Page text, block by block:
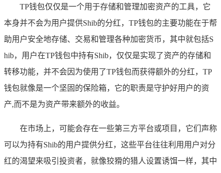
TP钱包仅仅是一个用于存储和管理加密资产的工具，它
本身并不会为用户提供Shib的分红，TP钱包的主要功能在于帮
助用户安全地存储、交易和管理各种加密货币，其中就包括S
hib，用户在TP钱包中持有Shib，仅仅是实现了资产的存储和
转移功能，并不会因为使用了TP钱包而获得额外的分红，TP
钱包就像是一个坚固的保险箱，它的职责是守护好用户的资
产,而不是为资产带来额外的收益。
在市场上，可能会存在一些第三方平台或项目，它们声称
可以为持有Shib的用户提供分红，这些平台往往利用用户对分
红的渴望来吸引投资者，就像狡猾的猎人设置诱饵一样，其中